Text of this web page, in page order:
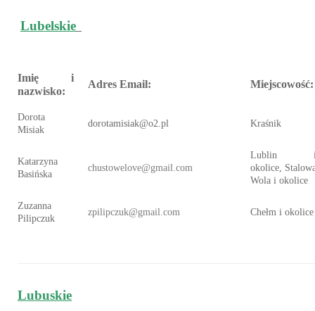
Lubelskie
Imię i
nazwisko:
Adres Email: Miejscowość:
Dorota
Misiak
dorotamisiak@o2.pl Kraśnik
Katarzyna
Basińska
chustowelove@gmail.com
Lublin
okolice,
Wola i okolice
Zuzanna
Pilipczuk
zpilipczuk@gmail.com Chełm i okolice
Lubuskie